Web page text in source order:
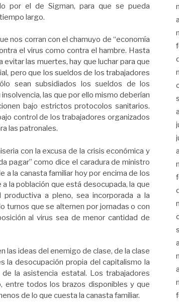
por el de Sigman, para que se pueda
largo.
nos corran con el chamuyo de “economía
el virus como contra el hambre. Hasta
las muertes, hay que luchar para que
pero que los sueldos de los trabajadores
sean subsidiados los sueldos de los
las que por ello mismo deberían
bajo estrictos protocolos sanitarios.
control de los trabajadores organizados
las patronales.
con la excusa de la crisis económica y
pagar” como dice el caradura de ministro
la canasta familiar hoy por encima de los
la población que está desocupada, la que
a pleno, sea incorporada a la
turnos que se alternen por jornadas o con
al virus sea de menor cantidad de
las ideas del enemigo de clase, de la clase
la desocupación propia del capitalismo la
la asistencia estatal. Los trabajadores
entre todos los brazos disponibles y que
de lo que cuesta la canasta familiar.